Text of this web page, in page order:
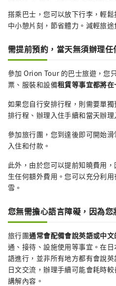
搭乘巴士，您可以放下行李，輕
中小憩片刻，節省體力。減輕旅
需提前預約，當天無須辦理任
參加 Orion Tour 的巴士旅遊，您
票、服裝和設備租賃等事宜都將
如果您自行安排行程，則需要單
排行程、辦理入住手續和當天辦
參加旅行團，您到達後即可開始
入住和付款。
此外，由於您可以提前知曉費用
生任何額外費用。您可以充分利
雪。
您無需擔心語言障礙，因為
旅行團通常會配備會說英語或中文
通、接待、設施使用等事宜。在
語進行，並非所有地方都有會說
日文交流，辦理手續可能會耗時
講解內容。